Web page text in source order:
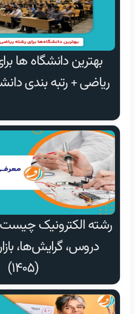
بهترین دانشگاه ها
ریاضی + رتبه بندی
رشته الکترونیک
دروس، گرایش‌ها،
(۱۴۰۵)